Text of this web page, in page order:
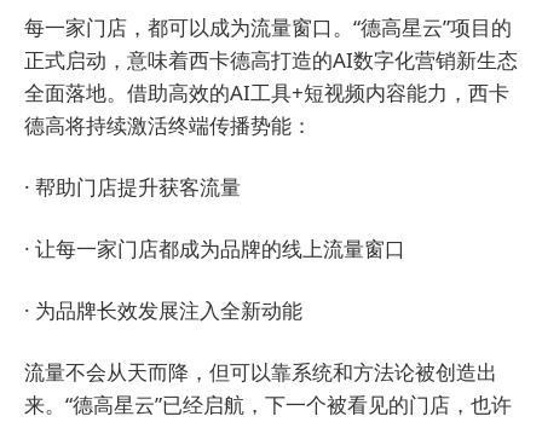
每一家门店，都可以成为流量窗口。“德高星云”项目的
正式启动，意味着西卡德高打造的AI数字化营销新生态
全面落地。借助高效的AI工具+短视频内容能力，西卡
德高将持续激活终端传播势能：
· 帮助门店提升获客流量
· 让每一家门店都成为品牌的线上流量窗口
· 为品牌长效发展注入全新动能
流量不会从天而降，但可以靠系统和方法论被创造出
来。“德高星云”已经启航，下一个被看见的门店，也许